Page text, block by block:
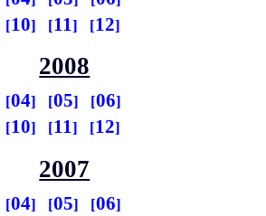
10 11 12
2008
04 05
06
10 11 12
2007
04 05
06